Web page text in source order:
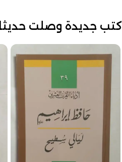
كتب جديدة وصلت حديثا